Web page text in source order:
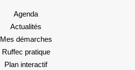
Agenda
Actualités
Mes démarches
Ruffec pratique
Plan interactif